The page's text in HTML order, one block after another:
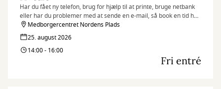
Har du fået ny telefon, brug for hjælp til at printe, bruge netbank
eller har du problemer med at sende en e-mail, så book en tid hos
Jan, der er frivillig i IT-caféen.
Medborgercentret Nordens Plads
25. august 2026
14:00 - 16:00
Fri entré